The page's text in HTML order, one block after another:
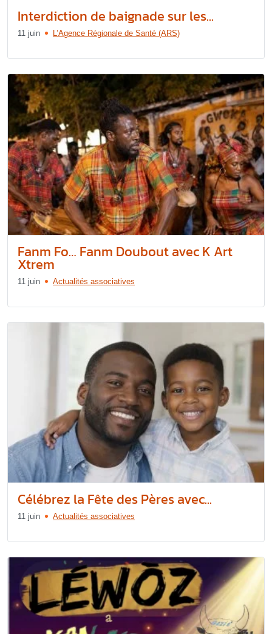
Interdiction de baignade sur les...
11 juin L’Agence Régionale de Santé (ARS)
Fanm Fo… Fanm Doubout avec K Art
Xtrem
11 juin Actualités associatives
Célébrez la Fête des Pères avec...
11 juin Actualités associatives